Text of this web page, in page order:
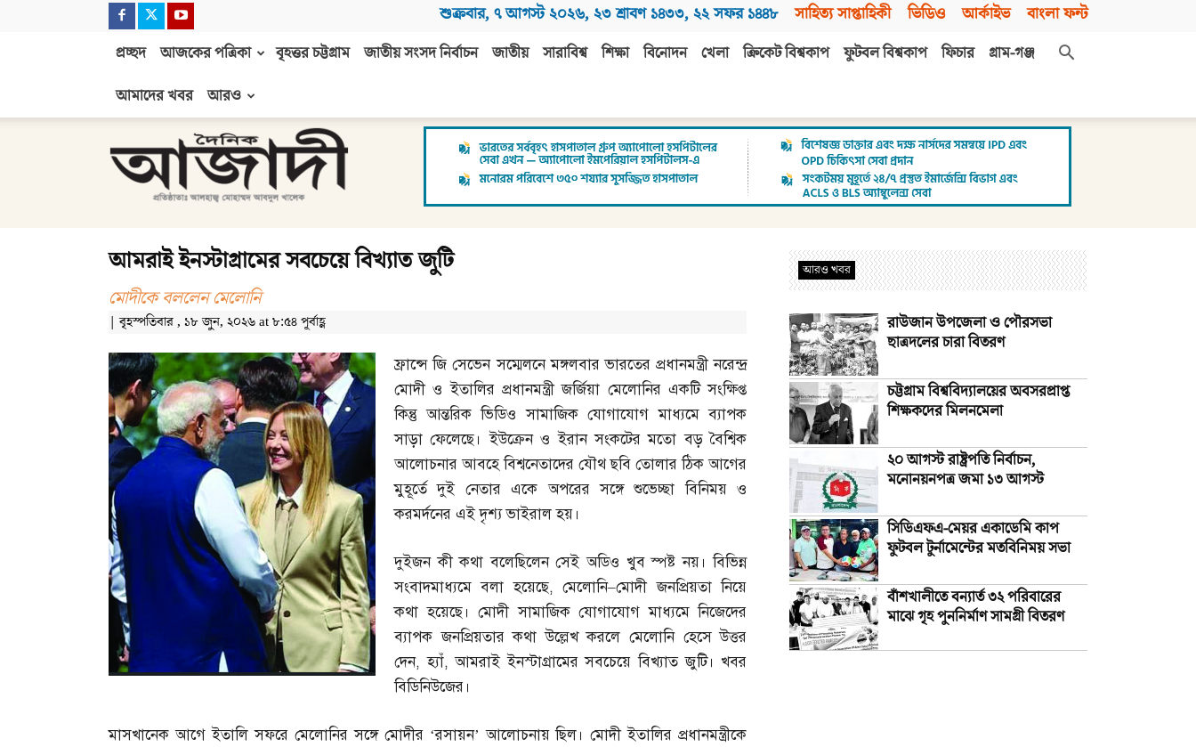
শুক্রবার, ৭ আগস্ট ২০২৬, ২৩ শ্রাবণ ১৪৩৩, ২২ সফর ১৪৪৮ সাহিত্য সাপ্তাহিকী ভিডিও আর্কাইভ বাংলা ফন্ট
প্রচ্ছদ আজকের পত্রিকা বৃহত্তর চট্টগ্রাম জাতীয় সংসদ নির্বাচন জাতীয় সারাবিশ্ব শিক্ষা বিনোদন খেলা ক্রিকেট বিশ্বকাপ ফুটবল বিশ্বকাপ ফিচার
গ্রাম-গঞ্জ
আমাদের খবর
আরও
আজাদী
আমরাই ইনস্টাগ্রামের সবচেয়ে বিখ্যাত জুটি
মোদীকে বললেন মেলোনি
| বৃহস্পতিবার , ১৮ জুন, ২০২৬ at ৮:৫৪ পূর্বাহ্ণ
ফ্রান্সে জি সেভেন সম্মেলনে মঙ্গলবার ভারতের প্রধানমন্ত্রী নরেন্দ্র
মোদী ও ইতালির প্রধানমন্ত্রী জর্জিয়া মেলোনির একটি সংক্ষিপ্ত
কিন্তু আন্তরিক ভিডিও সামাজিক যোগাযোগ মাধ্যমে ব্যাপক
সাড়া ফেলেছে। ইউক্রেন ও ইরান সংকটের মতো বড় বৈশ্বিক
আলোচনার আবহে বিশ্বনেতাদের যৌথ ছবি তোলার ঠিক আগের
মুহূর্তে দুই নেতার একে অপরের সঙ্গে শুভেচ্ছা বিনিময় ও
করমর্দনের এই দৃশ্য ভাইরাল হয়।
দুইজন কী কথা বলেছিলেন সেই অডিও খুব স্পষ্ট নয়। বিভিন্ন
সংবাদমাধ্যমে বলা হয়েছে,মেলোনি–মোদী জনপ্রিয়তা নিয়ে
কথা হয়েছে। মোদী সামাজিক যোগাযোগ মাধ্যমে নিজেদের
ব্যাপক জনপ্রিয়তার কথা উল্লেখ করলে মেলোনি হেসে উত্তর
দেন,হ্যাঁ,আমরাই ইনস্টাগ্রামের সবচেয়ে বিখ্যাত জুটি। খবর
বিডিনিউজের।
মাসখানেক আগে ইতালি সফরে মেলোনির সঙ্গে মোদীর ‘রসায়ন’ আলোচনায় ছিল। মোদী ইতালির প্রধানমন্ত্রীকে
আরও খবর
রাউজান উপজেলা ও পৌরসভা
ছাত্রদলের চারা বিতরণ
চট্টগ্রাম বিশ্ববিদ্যালয়ের অবসরপ্রাপ্ত
শিক্ষকদের মিলনমেলা
২০ আগস্ট রাষ্ট্রপতি নির্বাচন,
মনোনয়নপত্র জমা ১৩ আগস্ট
সিডিএফএ-মেয়র একাডেমি কাপ
ফুটবল টুর্নামেন্টের মতবিনিময় সভা
বাঁশখালীতে বন্যার্ত ৩২ পরিবারের
মাঝে গৃহ পুননির্মাণ সামগ্রী বিতরণ